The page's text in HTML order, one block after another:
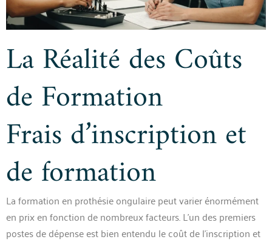
La Réalité des Coûts
de Formation
Frais d’inscription et
de formation
La formation en prothésie ongulaire peut varier énormément
en prix en fonction de nombreux facteurs. L’un des premiers
postes de dépense est bien entendu le coût de l’inscription et